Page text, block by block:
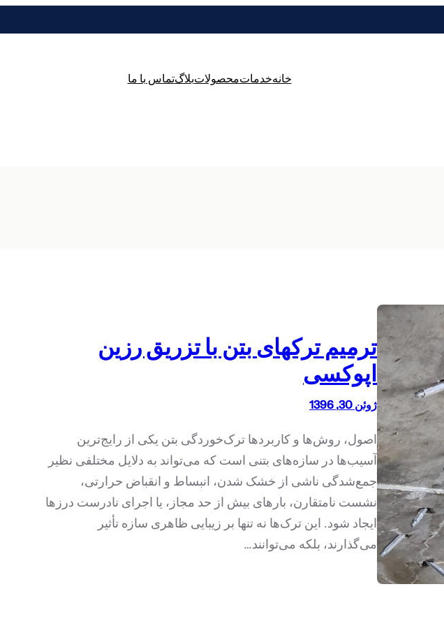
خانهخدماتمحصولاتبلاگتماس با ما
ترمیم ترکهای بتن با تزریق رزین
اپوکسی
ژوئن 30, 1396
اصول، روش‌ها و کاربردها ترک‌خوردگی بتن یکی از رایج‌ترین
آسیب‌ها در سازه‌های بتنی است که می‌تواند به دلایل مختلفی نظیر
جمع‌شدگی ناشی از خشک شدن، انبساط و انقباض حرارتی،
نشست نامتقارن، بارهای بیش از حد مجاز، یا اجرای نادرست درزها
ایجاد شود. این ترک‌ها نه تنها بر زیبایی ظاهری سازه تأثیر
می‌گذارند، بلکه می‌توانند…